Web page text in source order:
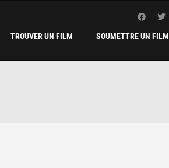
SOUMETTRE UN FILM
TROUVER UN FILM